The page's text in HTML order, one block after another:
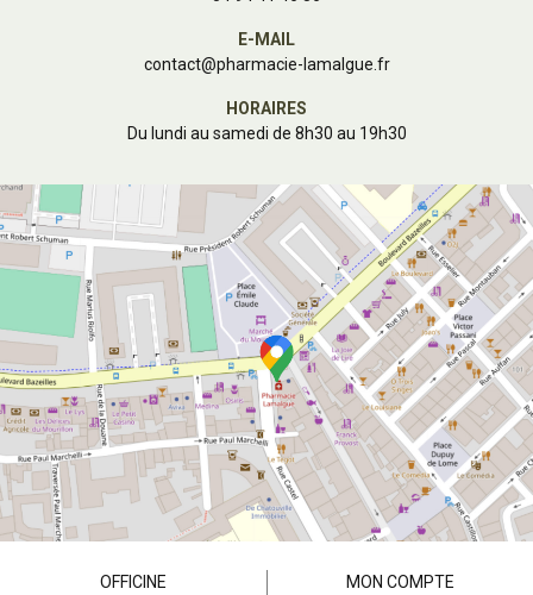
E-MAIL
contact@pharmacie-lamalgue.fr
HORAIRES
Du lundi au samedi de 8h30 au 19h30
OFFICINE MON COMPTE